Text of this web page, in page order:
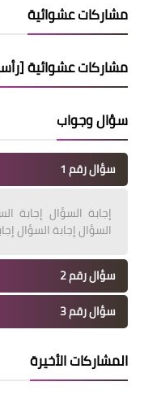
مشاركات عشوائية
مشاركات عشوائية
سؤال وجواب
سؤال رقم 1
إجابة السؤال إجابة
السؤال إجابة السؤال
سؤال رقم 2
سؤال رقم 3
المشاركات الأخيرة